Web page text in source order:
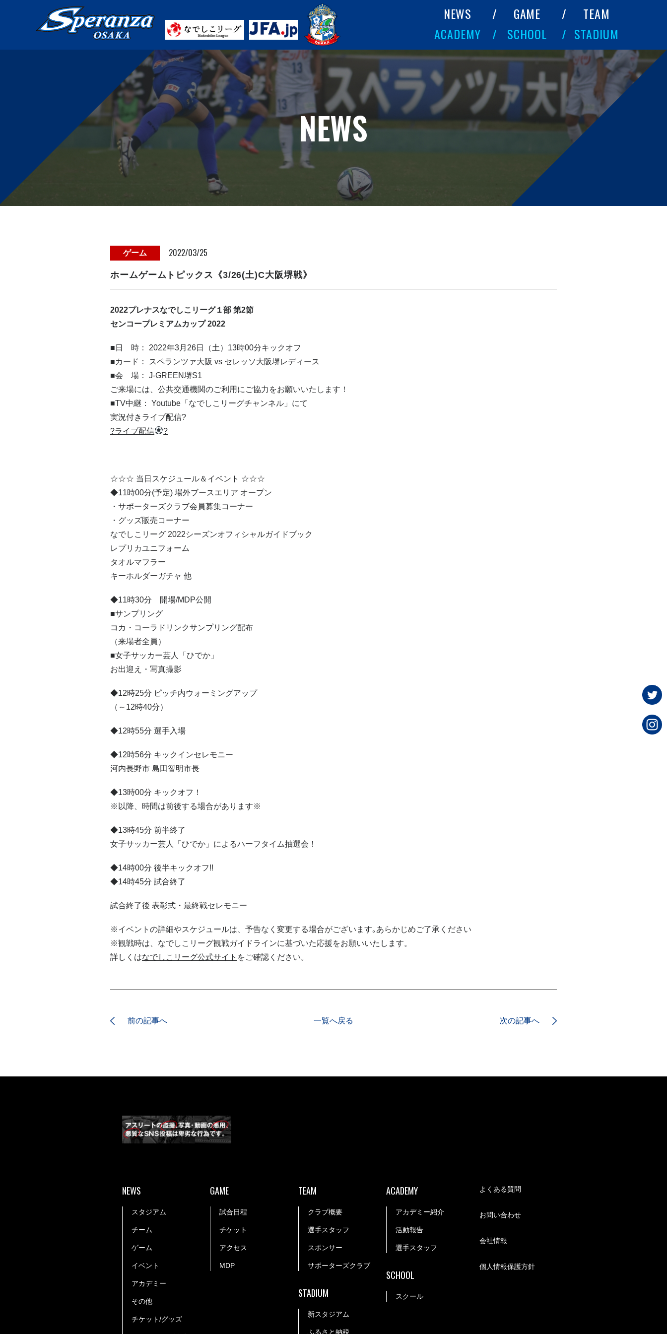
NEWS GAME
TEAM
ACADEMY
SCHOOL STADIUM
NEWS
ゲーム 2022/03/25
ホームゲームトピックス《3/26(土)C大阪堺戦》
2022プレナスなでしこリーグ１部 第2節
センコープレミアムカップ 2022
■日 時： 2022年3月26日（土）13時00分キックオフ
■カード： スペランツァ大阪 vs セレッソ大阪堺レディース
■会 場： J-GREEN堺S1
ご来場には、公共交通機関のご利用にご協力をお願いいたします！
■TV中継： Youtube「なでしこリーグチャンネル」にて
実況付きライブ配信?
?ライブ配信
?
☆☆☆ 当日スケジュール＆イベント ☆☆☆
◆11時00分(予定) 場外ブースエリア オープン
・サポーターズクラブ会員募集コーナー
・グッズ販売コーナー
なでしこリーグ 2022シーズンオフィシャルガイドブック
レプリカユニフォーム
タオルマフラー
キーホルダーガチャ 他
◆11時30分 開場/MDP公開
■サンプリング
コカ・コーラドリンクサンプリング配布
（来場者全員）
■女子サッカー芸人「ひでか」
お出迎え・写真撮影
◆12時25分 ピッチ内ウォーミングアップ
（～12時40分）
◆12時55分 選手入場
◆12時56分 キックインセレモニー
河内長野市 島田智明市長
◆13時00分 キックオフ！
※以降、時間は前後する場合があります※
◆13時45分 前半終了
女子サッカー芸人「ひでか」によるハーフタイム抽選会！
◆14時00分 後半キックオフ!!
◆14時45分 試合終了
試合終了後 表彰式・最終戦セレモニー
※イベントの詳細やスケジュールは、予告なく変更する場合がございます｡あらかじめご了承ください
※観戦時は、なでしこリーグ観戦ガイドラインに基づいた応援をお願いいたします。
詳しくはなでしこリーグ公式サイト をご確認ください。
前の記事へ 一覧へ戻る 次の記事へ
NEWS
スタジアム
チーム
ゲーム
イベント
アカデミー
その他
チケット/グッズ
GAME
試合日程
チケット
アクセス
MDP
TEAM
クラブ概要
選手スタッフ
スポンサー
サポーターズクラブ
STADIUM
新スタジアム
ふるさと納税
ACADEMY
アカデミー紹介
活動報告
選手スタッフ
SCHOOL
スクール
よくある質問
お問い合わせ
会社情報
個人情報保護方針